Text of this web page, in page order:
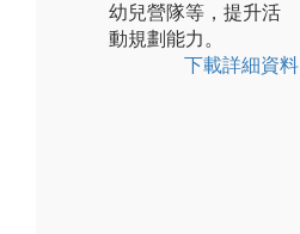
幼兒營隊等，提升活
動規劃能力。
下載詳細資料